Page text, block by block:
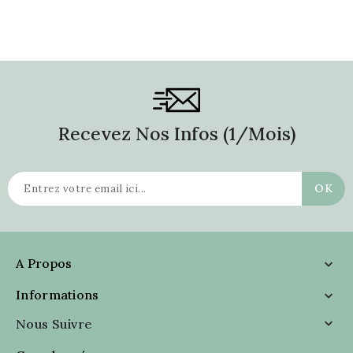
Recevez Nos Infos (1/mois)
A Propos

Informations

Nous Suivre
